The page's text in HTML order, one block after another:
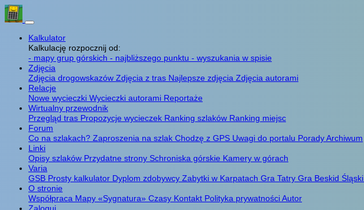
Kalkulator
Kalkulację rozpocznij od:
- mapy grup górskich - najbliższego punktu - wyszukania w spisie
Zdjęcia
Zdjęcia drogowskazów Zdjęcia z tras Najlepsze zdjęcia Zdjęcia autorami
Relacje
Nowe wycieczki Wycieczki autorami Reportaże
Wirtualny przewodnik
Przegląd tras Propozycje wycieczek Ranking szlaków Ranking miejsc
Forum
Co na szlakach? Zaproszenia na szlak Chodzę z GPS Uwagi do portalu PoradyArchiwum
Linki
Opisy szlaków Przydatne strony Schroniska górskie Kamery w górach
Varia
GSB Prosty kalkulator Dyplom zdobywcy Zabytki w Karpatach Gra Tatry Gra Beskid Śląski
O stronie
Współpraca Mapy «Sygnatura» Czasy Kontakt Polityka prywatnościAutor